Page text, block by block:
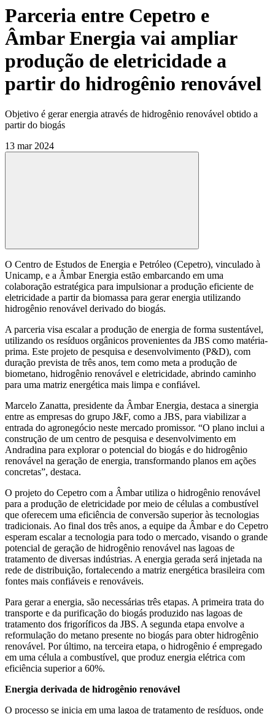
Parceria entre Cepetro e
Âmbar Energia vai ampliar
produção de eletricidade a
partir do hidrogênio renovável
Objetivo é gerar energia através de hidrogênio renovável obtido a
partir do biogás
13 mar 2024
Compartilhar
O Centro de Estudos de Energia e Petróleo (Cepetro), vinculado à
Unicamp, e a Âmbar Energia estão embarcando em uma
colaboração estratégica para impulsionar a produção eficiente de
eletricidade a partir da biomassa para gerar energia utilizando
hidrogênio renovável derivado do biogás.
A parceria visa escalar a produção de energia de forma sustentável,
utilizando os resíduos orgânicos provenientes da JBS como matéria-
prima. Este projeto de pesquisa e desenvolvimento (P&D), com
duração prevista de três anos, tem como meta a produção de
biometano, hidrogênio renovável e eletricidade, abrindo caminho
para uma matriz energética mais limpa e confiável.
Marcelo Zanatta, presidente da Âmbar Energia, destaca a sinergia
entre as empresas do grupo J&F, como a JBS, para viabilizar a
entrada do agronegócio neste mercado promissor. “O plano inclui a
construção de um centro de pesquisa e desenvolvimento em
Andradina para explorar o potencial do biogás e do hidrogênio
renovável na geração de energia, transformando planos em ações
concretas”, destaca.
O projeto do Cepetro com a Âmbar utiliza o hidrogênio renovável
para a produção de eletricidade por meio de células a combustível
que oferecem uma eficiência de conversão superior às tecnologias
tradicionais. Ao final dos três anos, a equipe da Âmbar e do Cepetro
esperam escalar a tecnologia para todo o mercado, visando o grande
potencial de geração de hidrogênio renovável nas lagoas de
tratamento de diversas indústrias. A energia gerada será injetada na
rede de distribuição, fortalecendo a matriz energética brasileira com
fontes mais confiáveis e renováveis.
Para gerar a energia, são necessárias três etapas. A primeira trata do
transporte e da purificação do biogás produzido nas lagoas de
tratamento dos frigoríficos da JBS. A segunda etapa envolve a
reformulação do metano presente no biogás para obter hidrogênio
renovável. Por último, na terceira etapa, o hidrogênio é empregado
em uma célula a combustível, que produz energia elétrica com
eficiência superior a 60%.
Energia derivada de hidrogênio renovável
O processo se inicia em uma lagoa de tratamento de resíduos, onde